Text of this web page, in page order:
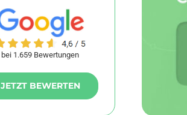
bei 1.659 Bewertungen
JETZT BEWERTEN